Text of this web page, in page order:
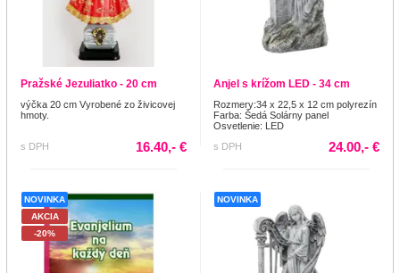
Pražské Jezuliatko - 20 cm
výčka 20 cm Vyrobené zo živicovej
hmoty.
s DPH 16.40,- €
Anjel s krížom LED - 34 cm
Rozmery:34 x 22,5 x 12 cm polyrezín
Farba: Šedá Solárny panel
Osvetlenie: LED
s DPH
24.00,- €
NOVINKA
AKCIA
-20%
NOVINKA